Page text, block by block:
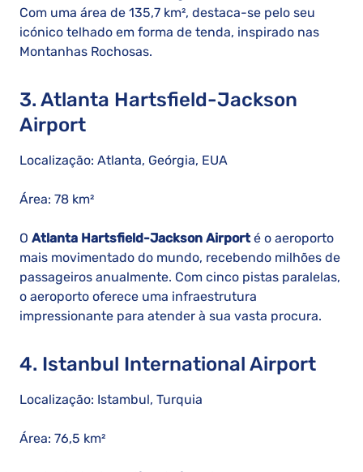
Com uma área de 135,7 km², destaca-se pelo seu
icónico telhado em forma de tenda, inspirado nas
Montanhas Rochosas.
3. Atlanta Hartsfield-Jackson
Airport
Localização: Atlanta, Geórgia, EUA
Área: 78 km²
O Atlanta Hartsfield-Jackson Airporté o aeroporto
mais movimentado do mundo, recebendo milhões de
passageiros anualmente. Com cinco pistas paralelas,
o aeroporto oferece uma infraestrutura
impressionante para atender à sua vasta procura.
4. Istanbul International Airport
Localização: Istambul, Turquia
Área: 76,5 km²